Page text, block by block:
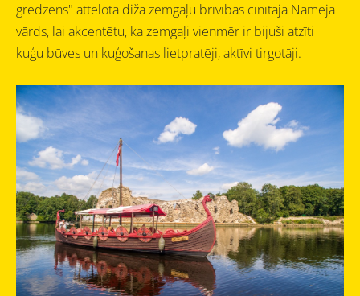
gredzens" attēlotā dižā zemgaļu brīvības cīnītāja Nameja
vārds, lai akcentētu, ka zemgaļi vienmēr ir bijuši atzīti
kuģu būves un kuģošanas lietpratēji, aktīvi tirgotāji.